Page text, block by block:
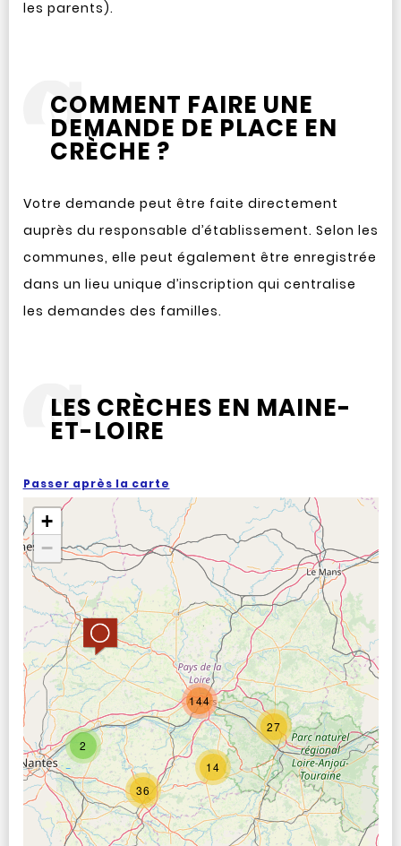
les parents).
COMMENT FAIRE UNE
DEMANDE DE PLACE EN
CRÈCHE ?
Votre demande peut être faite directement
auprès du responsable d’établissement. Selon les
communes, elle peut également être enregistrée
dans un lieu unique d’inscription qui centralise
les demandes des familles.
LES CRÈCHES EN MAINE-
ET-LOIRE
Passer après la carte
144
27
14
36
2
+
−